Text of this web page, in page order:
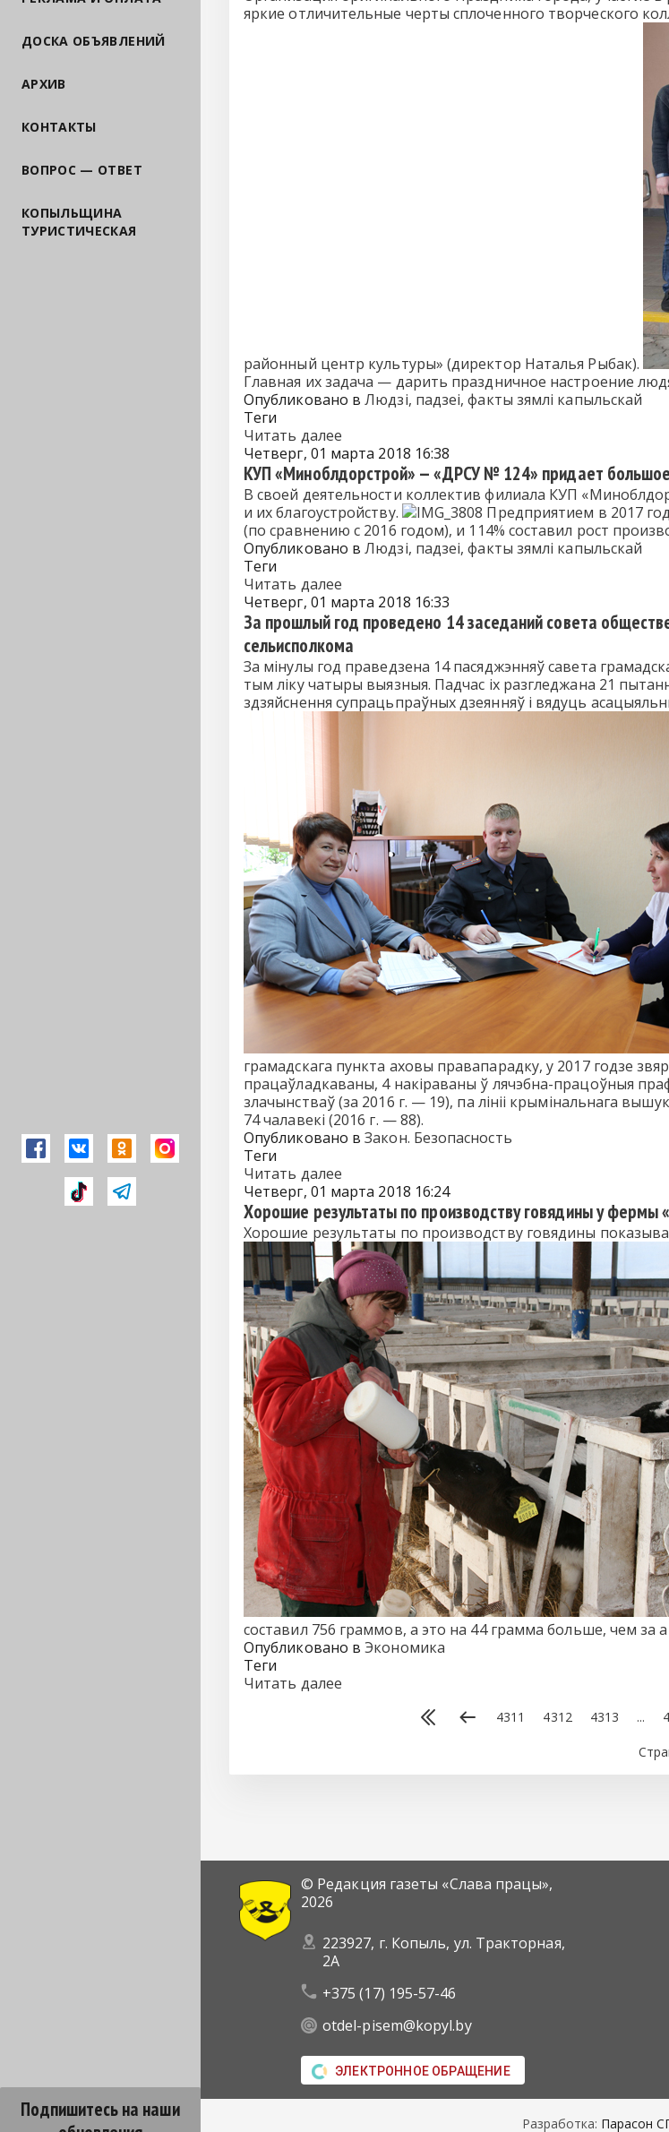
ДОСКА ОБЪЯВЛЕНИЙ
АРХИВ
КОНТАКТЫ
ВОПРОС — ОТВЕТ
КОПЫЛЬЩИНА
ТУРИСТИЧЕСКАЯ
Подпишитесь на наши
яркие отличительные черты сплоченного творческого
районный центр культуры» (директор Наталья Рыбак).
Главная их задача — дарить праздничное настроение
Опубликовано в Людзі, падзеі, факты зямлі капыльскай
Теги
Читать далее
Четверг, 01 марта 2018 16:38
КУП «Миноблдорстрой» — «ДРСУ № 124» придает большое
В своей деятельности коллектив филиала КУП
и их благоустройству.
Предприятием в 2017
(по сравнению с 2016 годом), и 114% составил рост
Опубликовано в Людзі, падзеі, факты зямлі капыльскай
Теги
Читать далее
Четверг, 01 марта 2018 16:33
За прошлый год проведено 14 заседаний совета
сельисполкома
За мінулы год праведзена 14 пасяджэнняў савета
тым ліку чатыры выязныя. Падчас іх разгледжана 21
здзяйснення супрацьпраўных дзеянняў і вядуць
грамадскага пункта аховы правапарадку, у 2017 годзе
працаўладкаваны, 4 накіраваны ў лячэбна-працоўныя
злачынстваў (за 2016 г. — 19), па лініі крымінальнага
74 чалавекі (2016 г. — 88).
Опубликовано в Закон. Безопасность
Теги
Читать далее
Четверг, 01 марта 2018 16:24
Хорошие результаты по производству говядины у
Хорошие результаты по производству говядины
составил 756 граммов, а это на 44 грамма больше, чем за
Опубликовано в Экономика
Теги
Читать далее
4311 4312 4313 ...
© Редакция газеты «Слава працы»,
2026
223927, г. Копыль, ул. Тракторная,
2А
+375 (17) 195-57-46
otdel-pisem@kopyl.by
ЭЛЕКТРОННОЕ ОБРАЩЕНИЕ
Разработка: Парасон